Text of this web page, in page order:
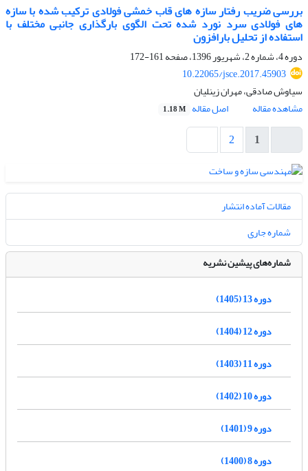
بررسی ضریب رفتار سازه های قاب خمشی فولادی ترکیب شده با سازه
های فولادی سرد نورد شده تحت الگوی بارگذاری جانبی مختلف با
استفاده از تحلیل بارافزون
دوره 4، شماره 2، شهریور 1396، صفحه
161-172
10.22065/jsce.2017.45903
سیاوش صادقی، مهران زینلیان
مشاهده مقاله
اصل مقاله 1.18 M
1
2
مقالات آماده انتشار
شماره جاری
شماره‌های پیشین نشریه
دوره 13 (1405)
دوره 12 (1404)
دوره 11 (1403)
دوره 10 (1402)
دوره 9 (1401)
دوره 8 (1400)